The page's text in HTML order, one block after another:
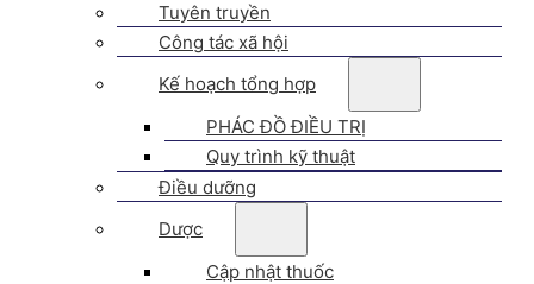
Tuyên truyền
Công tác xã hội
Kế hoạch tổng hợp
PHÁC ĐỒ ĐIỀU TRỊ
Quy trình kỹ thuật
Điều dưỡng
Dược
Cập nhật thuốc